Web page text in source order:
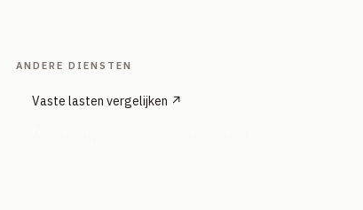
ANDERE DIENSTEN
Vaste lasten vergelijken ↗